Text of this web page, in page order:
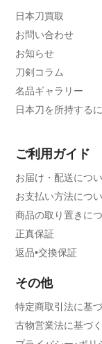
日本刀買取
お問い合わせ
お知らせ
刀剣コラム
名品ギャラリー
日本刀を所持する
ご利用ガイド
お届け・配送につ
お支払い方法につ
商品の取り置きに
正真保証
返品•交換保証
その他
特定商取引法に基
古物営業法に基づ